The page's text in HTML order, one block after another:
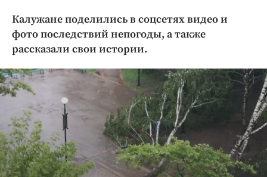
Культура
Общество
Погода
Праздники
Происшествия
Спорт
Экономика и бизнес
Калужане поделились в соцсетях видео и
фото последствий непогоды, а также
рассказали свои истории.